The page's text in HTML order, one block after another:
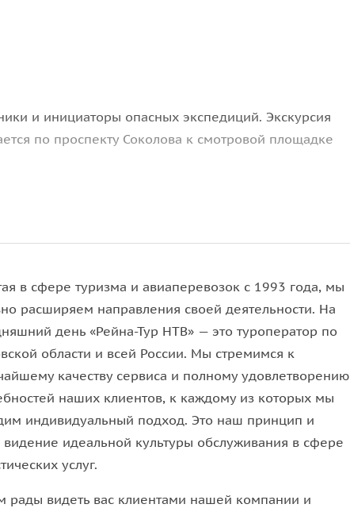
и инициаторы опасных экспедиций. Экскурсия
по проспекту Соколова к смотровой площадке
дворикам криминального, наполненного
ул. Пушкинскую.
погоде и удобную обувь.
в сфере туризма и авиаперевозок с 1993 года, мы
расширяем направления своей деятельности. На
день «Рейна-Тур НТВ» — это туроператор по
области и всей России. Мы стремимся к
качеству сервиса и полному удовлетворению
наших клиентов, к каждому из которых мы
индивидуальный подход. Это наш принцип и
идеальной культуры обслуживания в сфере
услуг.
рады видеть вас клиентами нашей компании и